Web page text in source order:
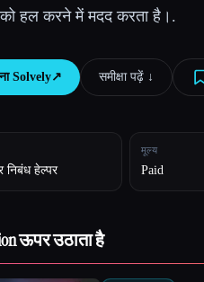
हल करने में मदद करता है।.
Solvely↗︎ समीक्षा पढ़ें ↓︎
निबंध हेल्पर
मूल्य
Paid
ऊपर उठाता है